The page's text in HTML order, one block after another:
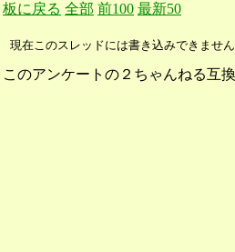
板に戻る 全部 前100 最新50
現在このスレッドには書き込みできません
このアンケートの２ちゃんねる互